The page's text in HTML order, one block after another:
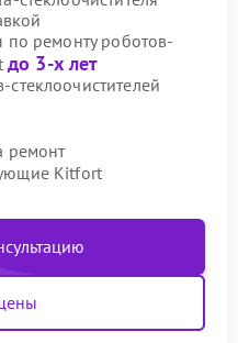
по ремонту роботов-
до 3-х лет
ремонт
Kitfort